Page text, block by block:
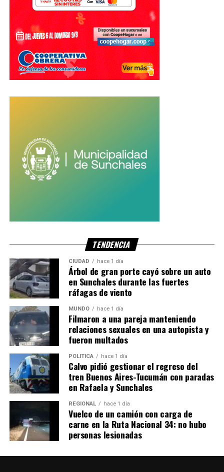
TENDENCIA
CIUDAD hace 1 día
Árbol de gran porte cayó sobre un auto
en Sunchales durante las fuertes
ráfagas de viento
MUNDO hace 1 día
Filmaron a una pareja manteniendo
relaciones sexuales en una autopista y
fueron multados
POLITICA hace 1 día
Calvo pidió gestionar el regreso del
tren Buenos Aires-Tucumán con paradas
en Rafaela y Sunchales
REGIONAL hace 1 día
Vuelco de un camión con carga de
carne en la Ruta Nacional 34: no hubo
personas lesionadas